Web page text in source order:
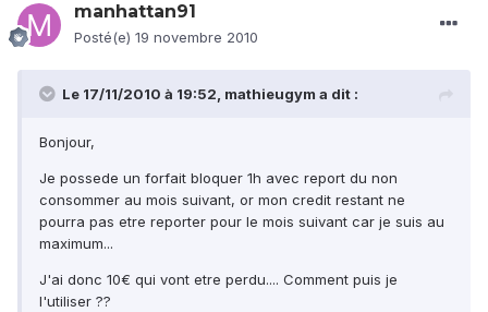
manhattan91
Posté(e) 19 novembre 2010
Le 17/11/2010 à 19:52, mathieugym a dit :
Bonjour,
Je possede un forfait bloquer 1h avec report du non
consommer au mois suivant, or mon credit restant ne
pourra pas etre reporter pour le mois suivant car je suis au
maximum...
J'ai donc 10€ qui vont etre perdu.... Comment puis je
l'utiliser ??